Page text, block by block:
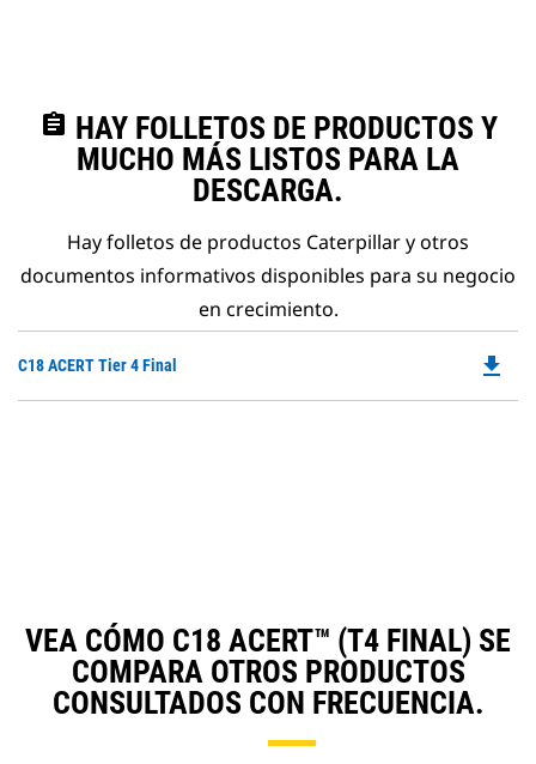
assignment HAY FOLLETOS DE PRODUCTOS Y
MUCHO MÁS LISTOS PARA LA
DESCARGA.
Hay folletos de productos Caterpillar y otros
documentos informativos disponibles para su negocio
en crecimiento.
C18 ACERT Tier 4 Final file_download
VEA CÓMO C18 ACERT™ (T4 FINAL) SE
COMPARA OTROS PRODUCTOS
CONSULTADOS CON FRECUENCIA.